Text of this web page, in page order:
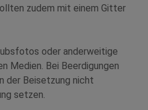
zudem mit einem Gitter
oder anderweitige
Medien. Bei Beerdigungen
der Beisetzung nicht
setzen.